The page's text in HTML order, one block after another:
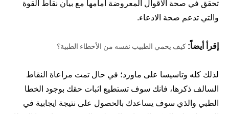
تحقق في صحة الاقوال المعروضة امامها مع بيان نقاط القوة
والتي تدعم صحة الادعاء.
إقرأ أيضاً: كيف يحمي الطبيب نفسه من الأخطاء الطبية؟
لذلك كله وتاسيسا على ماورد؛ في حال تمت مراعاة النقاط
السالف ذكرها، فانك سوف تستطيع اثبات حقك بوجود الخطا
الطبي والذي سوف يساعدك بالحصول على نتيجة ايجابية في